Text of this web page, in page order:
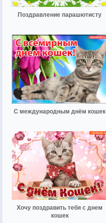
Поздравление парашютисту
С международным днём кошек
Хочу поздравить тебя с днем
кошек